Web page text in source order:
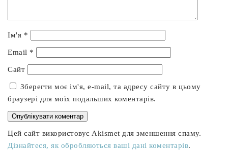
Ім'я *
Email *
Сайт
Зберегти моє ім'я, e-mail, та адресу сайту в цьому
браузері для моїх подальших коментарів.
Цей сайт використовує Akismet для зменшення спаму.
Дізнайтеся, як обробляються ваші дані коментарів.